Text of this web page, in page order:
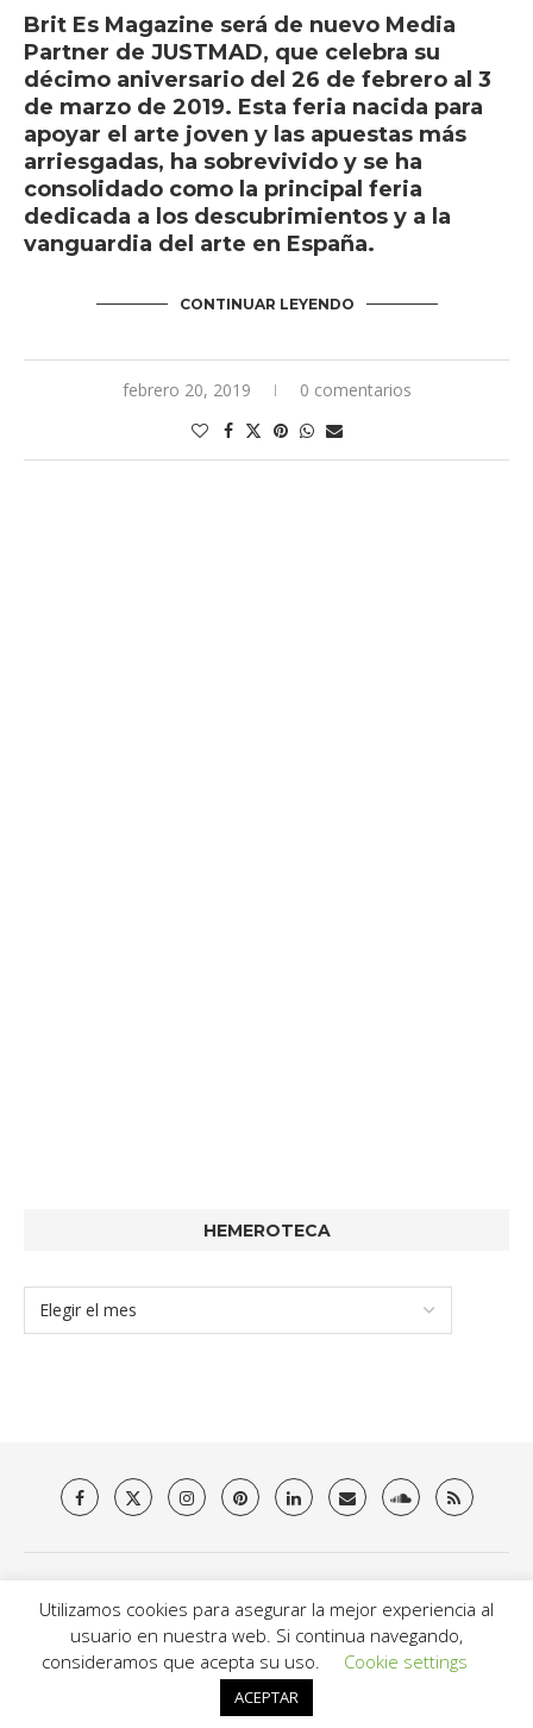
Brit Es Magazine será de nuevo Media
Partner de JUSTMAD, que celebra su
décimo aniversario del 26 de febrero al 3
de marzo de 2019. Esta feria nacida para
apoyar el arte joven y las apuestas más
arriesgadas, ha sobrevivido y se ha
consolidado como la principal feria
dedicada a los descubrimientos y a la
febrero 20, 2019 0 comentarios
Quienes somos Aviso Legal
Política de privacidad y Cookies
Contacto
@2021 - Brit Es Magazine. All Right Reserved.
Utilizamos cookies para asegurar la mejor experiencia al
usuario en nuestra web. Si continua navegando,
consideramos que acepta su uso.
Cookie settings
ACEPTAR